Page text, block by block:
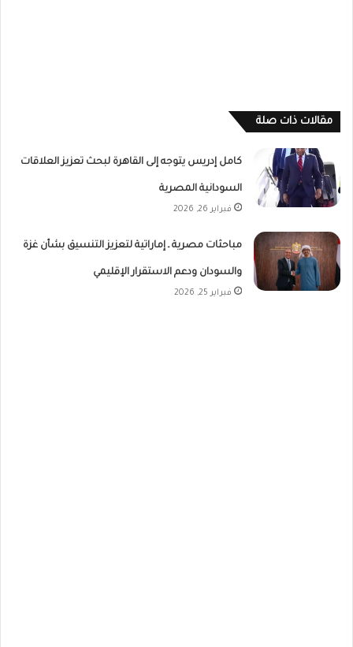
مقالات ذات صلة
كامل إدريس يتوجه إلى القاهرة لبحث تعزيز العلاقات
السودانية المصرية
فبراير 26, 2026
مباحثات مصرية ـ إماراتية لتعزيز التنسيق بشأن غزة
والسودان ودعم الاستقرار الإقليمي
فبراير 25, 2026